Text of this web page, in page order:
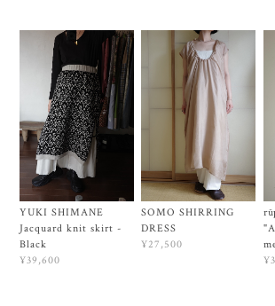
YUKI SHIMANE
Jacquard knit skirt -
Black
¥39,600
SOMO SHIRRING
DRESS
¥27,500